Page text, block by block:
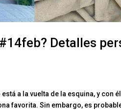
Detalles
a la vuelta de la esquina, y con
favorita. Sin embargo, es